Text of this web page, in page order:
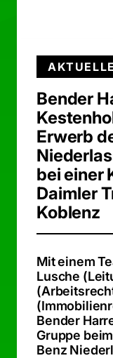
Bender
Erwerb
bei einer
Daimler
Koblenz
Mit einem
Lusche
Bender
Gruppe
Benz